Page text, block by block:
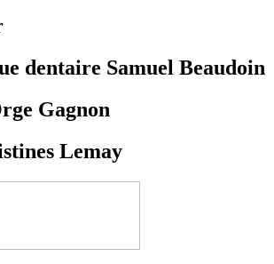
dentaire Samuel Beaudoin
Gagnon
Lemay